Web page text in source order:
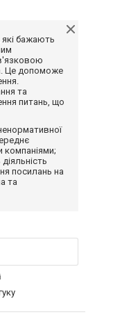
які бажають
Це допоможе
та
питань, що
компаніями;
посилань на
та